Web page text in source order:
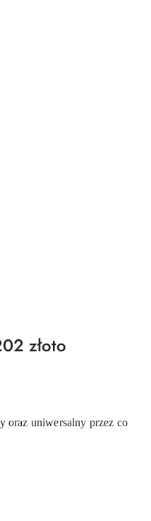
złoto
oraz uniwersalny przez co